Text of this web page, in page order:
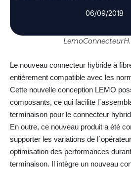
06/09/2018
Le nouveau connecteur hybride à
entièrement compatible avec les
Cette nouvelle conception LEMO
composants, ce qui facilite
terminaison pour le connecteur
En outre, ce nouveau produit a été
supporter les variations de
optimisation des performances
terminaison. Il intègre un nouveau